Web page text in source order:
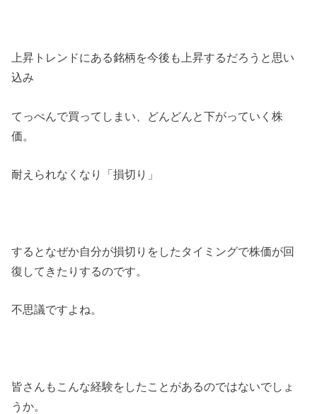
上昇トレンドにある銘柄を今後も上昇するだろうと思い
込み
てっぺんで買ってしまい、どんどんと下がっていく株
価。
耐えられなくなり「損切り」
するとなぜか自分が損切りをしたタイミングで株価が回
復してきたりするのです。
不思議ですよね。
皆さんもこんな経験をしたことがあるのではないでしょ
うか。